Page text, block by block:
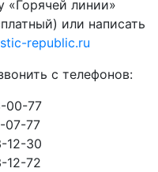
«Горячей линии»
или написать
republic.ru
с телефонов:
00-77
07-77
12-30
12-72